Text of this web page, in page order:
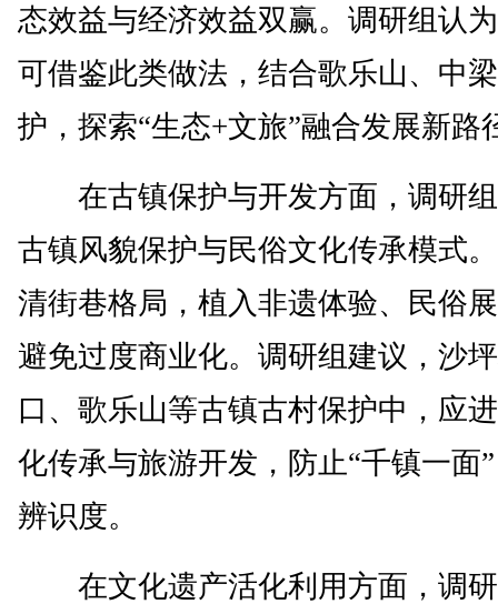
态效益与经济效益双赢。调研组认
可借鉴此类做法，结合歌乐山、中
护，探索“生态+文旅”融合发展新路
在古镇保护与开发方面，调研组
古镇风貌保护与民俗文化传承模式
清街巷格局，植入非遗体验、民俗
避免过度商业化。调研组建议，沙
口、歌乐山等古镇古村保护中，应
化传承与旅游开发，防止“千镇一面
辨识度。
在文化遗产活化利用方面，调研